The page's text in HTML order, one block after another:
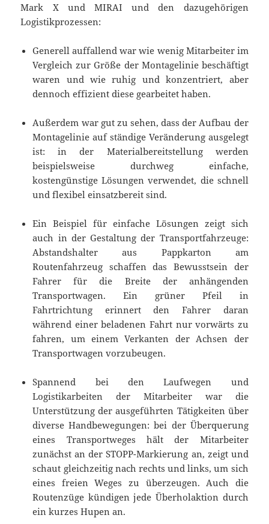
Mark X und MIRAI und den dazugehörigen
Logistikprozessen:
Generell auffallend war wie wenig Mitarbeiter im
Vergleich zur Größe der Montagelinie beschäftigt
waren und wie ruhig und konzentriert, aber
dennoch effizient diese gearbeitet haben.
Außerdem war gut zu sehen, dass der Aufbau der
Montagelinie auf ständige Veränderung ausgelegt
ist: in der Materialbereitstellung werden
beispielsweise durchweg einfache,
kostengünstige Lösungen verwendet, die schnell
und flexibel einsatzbereit sind.
Ein Beispiel für einfache Lösungen zeigt sich
auch in der Gestaltung der Transportfahrzeuge:
Abstandshalter aus Pappkarton am
Routenfahrzeug schaffen das Bewusstsein der
Fahrer für die Breite der anhängenden
Transportwagen. Ein grüner Pfeil in
Fahrtrichtung erinnert den Fahrer daran
während einer beladenen Fahrt nur vorwärts zu
fahren, um einem Verkanten der Achsen der
Transportwagen vorzubeugen.
Spannend bei den Laufwegen und
Logistikarbeiten der Mitarbeiter war die
Unterstützung der ausgeführten Tätigkeiten über
diverse Handbewegungen: bei der Überquerung
eines Transportweges hält der Mitarbeiter
zunächst an der STOPP-Markierung an, zeigt und
schaut gleichzeitig nach rechts und links, um sich
eines freien Weges zu überzeugen. Auch die
Routenzüge kündigen jede Überholaktion durch
ein kurzes Hupen an.